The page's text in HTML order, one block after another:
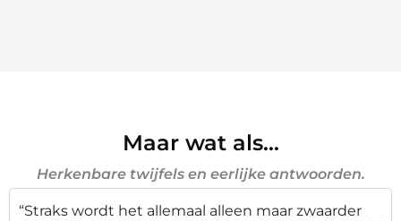
Maar wat als…
Herkenbare twijfels en eerlijke antwoorden.
“Straks wordt het allemaal alleen maar zwaarder